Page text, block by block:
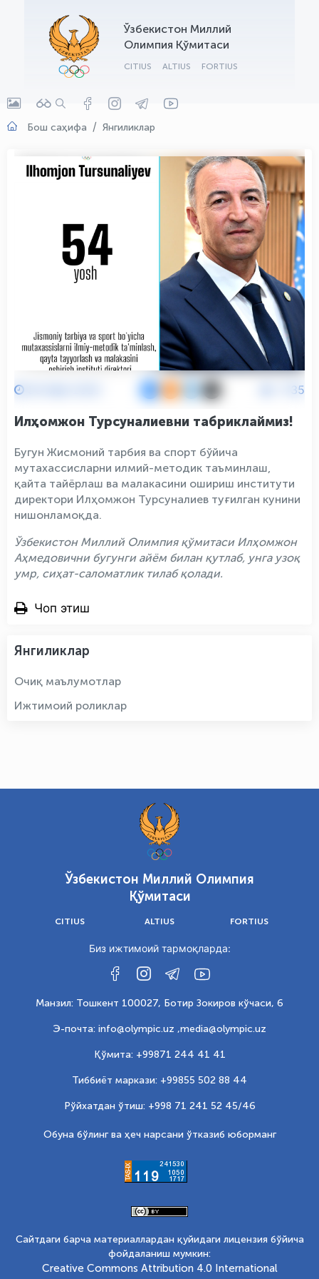
Ўзбекистон Миллий
Олимпия Қўмитаси
CITIUS ALTIUS FORTIUS
Бош саҳифа Янгиликлар
1735
Илҳомжон Турсуналиевни табриклаймиз!
Бугун Жисмоний тарбия ва спорт бўйича
мутахассисларни илмий-методик таъминлаш,
қайта тайёрлаш ва малакасини ошириш институти
директори Илҳомжон Турсуналиев туғилган кунини
нишонламоқда.
Ўзбекистон Миллий Олимпия қўмитаси Илҳомжон
Аҳмедовични бугунги айём билан қутлаб, унга узоқ
умр, сиҳат-саломатлик тилаб қолади.
Чоп этиш
Янгиликлар
Очиқ маълумотлар
Ижтимоий роликлар
Ўзбекистон Миллий Олимпия
Қўмитаси
CITIUS ALTIUS FORTIUS
Биз ижтимоий тармоқларда:
Манзил: Тошкент 100027, Ботир Зокиров кўчаси, 6
Э-почта: info@olympic.uz ,media@olympic.uz
Қўмита: +99871 244 41 41
Тиббиёт маркази: +99855 502 88 44
Рўйхатдан ўтиш: +998 71 241 52 45/46
Обуна бўлинг ва ҳеч нарсани ўтказиб юборманг
Сайтдаги барча материаллардан қуйидаги лицензия бўйича
фойдаланиш мумкин:
Creative Commons Attribution 4.0 International
OLYMPCHIK AI - yordamchi
Онлайн · olympic.uz